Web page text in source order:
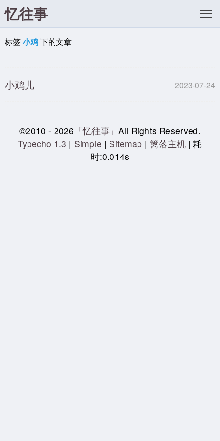
忆往事
标签小鸡下的文章
小鸡儿 2023-07-24
©2010 - 2026 「忆往事」All Rights Reserved.
Typecho 1.3 | Simple | Sitemap |篱落主机| 耗
时:0.014s